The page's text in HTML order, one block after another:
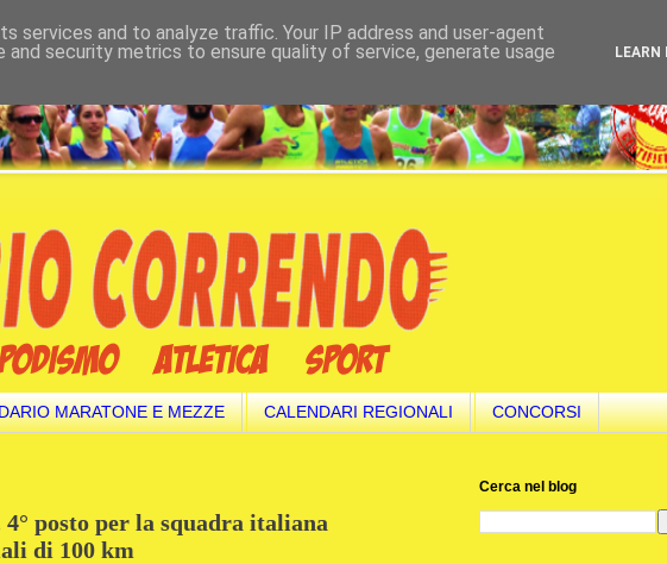
MARATONE E MEZZE CALENDARI REGIONALI CONCORSI
posto per la squadra italiana
di 100 km
Cerca nel blog
services and to analyze traffic. Your IP address and user-agent
and security metrics to ensure quality of service, generate usage
LEARN